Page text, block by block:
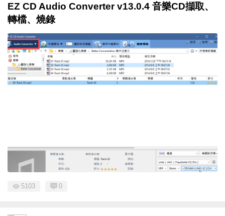
EZ CD Audio Converter v13.0.4 音樂CD擷取、
轉檔、燒錄
5103 0